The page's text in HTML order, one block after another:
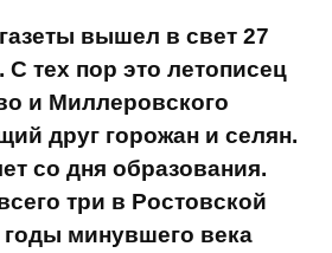
вышел в свет 27
С тех пор это
г. Миллерово и
района, настоящий
селян. Сегодня ей 95
Таких
три в Ростовской